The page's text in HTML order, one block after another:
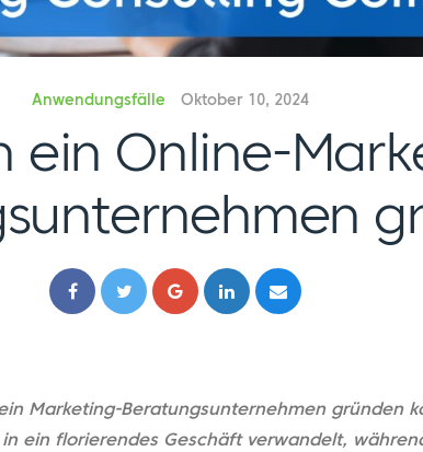
Anwendungsfälle Oktober 10, 2024
ein Online-
Marketing-Beratungsunternehmen gründen
ein florierendes Geschäft verwandelt,